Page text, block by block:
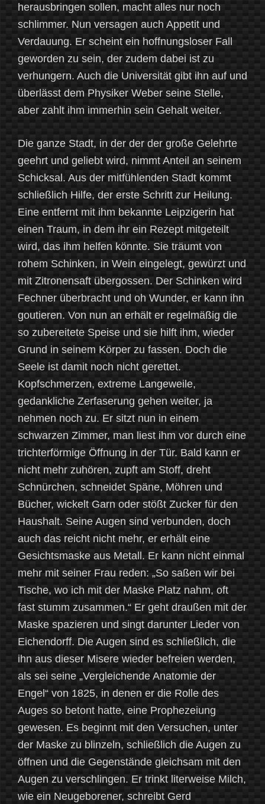
herausbringen sollen, macht alles nur noch
schlimmer. Nun versagen auch Appetit und
Verdauung. Er scheint ein hoffnungsloser Fall
geworden zu sein, der zudem dabei ist zu
verhungern. Auch die Universität gibt ihn auf und
überlässt dem Physiker Weber seine Stelle,
aber zahlt ihm immerhin sein Gehalt weiter.
Die ganze Stadt, in der der der große Gelehrte
geehrt und geliebt wird, nimmt Anteil an seinem
Schicksal. Aus der mitfühlenden Stadt kommt
schließlich Hilfe, der erste Schritt zur Heilung.
Eine entfernt mit ihm bekannte Leipzigerin hat
einen Traum, in dem ihr ein Rezept mitgeteilt
wird, das ihm helfen könnte. Sie träumt von
rohem Schinken, in Wein eingelegt, gewürzt und
mit Zitronensaft übergossen. Der Schinken wird
Fechner überbracht und oh Wunder, er kann ihn
goutieren. Von nun an erhält er regelmäßig die
so zubereitete Speise und sie hilft ihm, wieder
Grund in seinem Körper zu fassen. Doch die
Seele ist damit noch nicht gerettet.
Kopfschmerzen, extreme Langeweile,
gedankliche Zerfaserung gehen weiter, ja
nehmen noch zu. Er sitzt nun in einem
schwarzen Zimmer, man liest ihm vor durch eine
trichterförmige Öffnung in der Tür. Bald kann er
nicht mehr zuhören, zupft am Stoff, dreht
Schnürchen, schneidet Späne, Möhren und
Bücher, wickelt Garn oder stößt Zucker für den
Haushalt. Seine Augen sind verbunden, doch
auch das reicht nicht mehr, er erhält eine
Gesichtsmaske aus Metall. Er kann nicht einmal
mehr mit seiner Frau reden: „So saßen wir bei
Tische, wo ich mit der Maske Platz nahm, oft
fast stumm zusammen.“ Er geht draußen mit der
Maske spazieren und singt darunter Lieder von
Eichendorff. Die Augen sind es schließlich, die
ihn aus dieser Misere wieder befreien werden,
als sei seine „Vergleichende Anatomie der
Engel“ von 1825, in denen er die Rolle des
Auges so betont hatte, eine Prophezeiung
gewesen. Es beginnt mit den Versuchen, unter
der Maske zu blinzeln, schließlich die Augen zu
öffnen und die Gegenstände gleichsam mit den
Augen zu verschlingen. Er trinkt literweise Milch,
wie ein Neugeborener, schreibt Gerd